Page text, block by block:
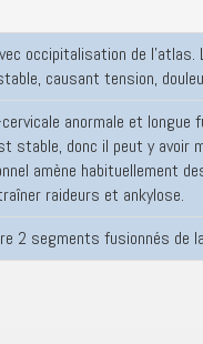
occipitalisation de
causant tension,
anormale et longue
stable, donc il peut y avoir
amène habituellement
raideurs et ankylose.
2 segments fusionnés de